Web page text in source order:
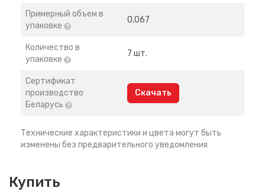
Примерный объем в
упаковке
0,067
Количество в
упаковке
7 шт.
Сертификат
производство
Беларусь
Скачать
Технические характеристики и цвета могут быть
изменены без предварительного уведомления
Купить